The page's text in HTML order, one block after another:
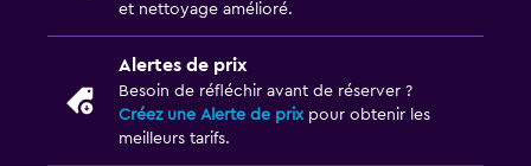
et nettoyage amélioré.
Alertes de prix
Besoin de réfléchir avant de réserver ?
Créez une Alerte de prixpour obtenir les
meilleurs tarifs.